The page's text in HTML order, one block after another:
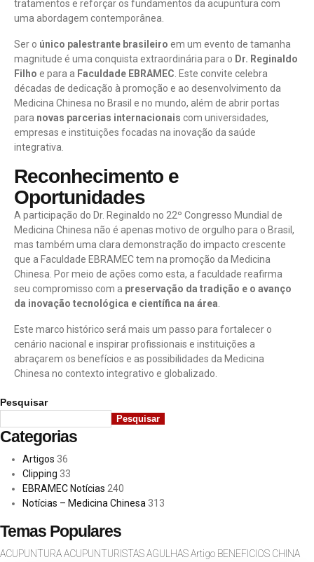
tratamentos e reforçar os fundamentos da acupuntura com
uma abordagem contemporânea.
Ser o único palestrante brasileiro em um evento de tamanha
magnitude é uma conquista extraordinária para o Dr. Reginaldo
Filho e para a Faculdade EBRAMEC . Este convite celebra
décadas de dedicação à promoção e ao desenvolvimento da
Medicina Chinesa no Brasil e no mundo, além de abrir portas
para novas parcerias internacionais com universidades,
empresas e instituições focadas na inovação da saúde
integrativa.
Reconhecimento e
Oportunidades
A participação do Dr. Reginaldo no 22º Congresso Mundial de
Medicina Chinesa não é apenas motivo de orgulho para o Brasil,
mas também uma clara demonstração do impacto crescente
que a Faculdade EBRAMEC tem na promoção da Medicina
Chinesa. Por meio de ações como esta, a faculdade reafirma
seu compromisso com a preservação da tradição e o avanço
da inovação tecnológica e científica na área
Este marco histórico será mais um passo para fortalecer o
cenário nacional e inspirar profissionais e instituições a
abraçarem os benefícios e as possibilidades da Medicina
Chinesa no contexto integrativo e globalizado.
Pesquisar
Pesquisar
Categorias
Artigos 36
Clipping 33
EBRAMEC Notícias 240
Notícias – Medicina Chinesa 313
Temas Populares
ACUPUNTURAACUPUNTURISTASAGULHASArtigo BENEFICIOS CHINA